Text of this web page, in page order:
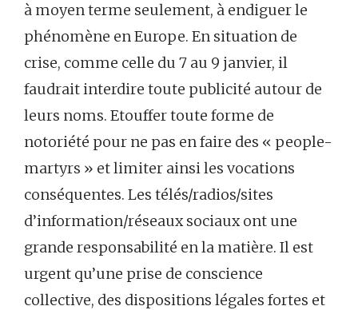
à moyen terme seulement, à endiguer le
phénomène en Europe. En situation de
crise, comme celle du 7 au 9 janvier, il
faudrait interdire toute publicité autour de
leurs noms. Etouffer toute forme de
notoriété pour ne pas en faire des « people-
martyrs » et limiter ainsi les vocations
conséquentes. Les télés/radios/sites
d’information/réseaux sociaux ont une
grande responsabilité en la matière. Il est
urgent qu’une prise de conscience
collective, des dispositions légales fortes et